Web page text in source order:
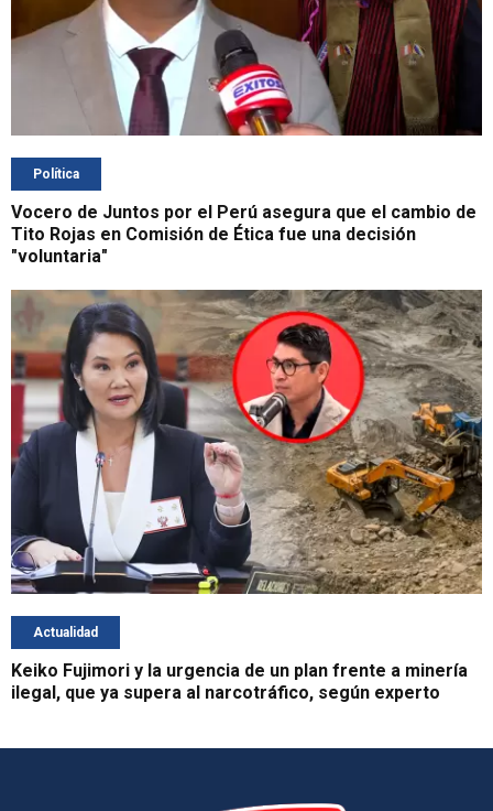
Política
Vocero de Juntos por el Perú asegura que el cambio de
Tito Rojas en Comisión de Ética fue una decisión
"voluntaria"
Actualidad
Keiko Fujimori y la urgencia de un plan frente a minería
ilegal, que ya supera al narcotráfico, según experto